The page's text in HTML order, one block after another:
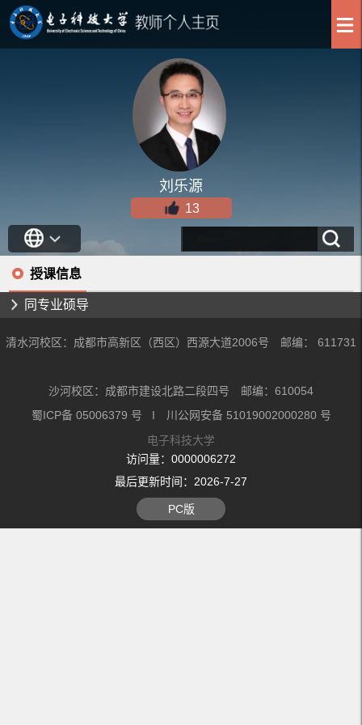
刘乐源
13
授课信息
同专业硕导
清水河校区：成都市高新区（西区）西源大道2006号 邮编： 611731
沙河校区：成都市建设北路二段四号 邮编：610054
蜀ICP备 05006379 号 I 川公网安备 51019002000280 号
电子科技大学
访问量： 0000006272
最后更新时间： 2026-7-27
PC版